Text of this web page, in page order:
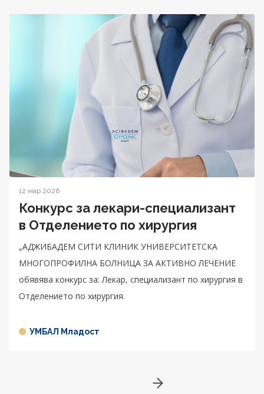
12 мар 2026
Конкурс за лекари-специализант
в Отделението по хирургия
„АДЖИБАДЕМ СИТИ КЛИНИК УНИВЕРСИТЕТСКА
МНОГОПРОФИЛНА БОЛНИЦА ЗА АКТИВНО ЛЕЧЕНИЕ
обявява конкурс за: Лекар, специализант по хирургия в
Отделението по хирургия.
УМБАЛ Младост
Go to next page